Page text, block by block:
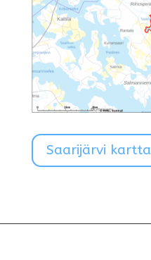
Saarijärvi kartta